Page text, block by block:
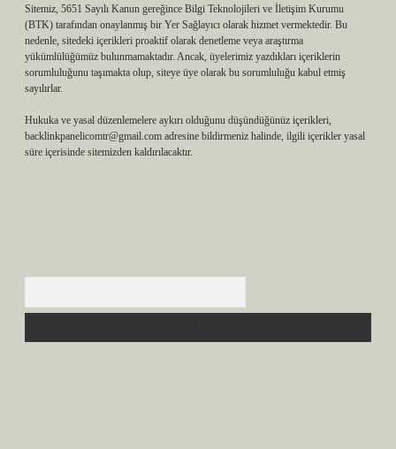
Sitemiz, 5651 Sayılı Kanun gereğince Bilgi Teknolojileri ve İletişim Kurumu
(BTK) tarafından onaylanmış bir Yer Sağlayıcı olarak hizmet vermektedir. Bu
nedenle, sitedeki içerikleri proaktif olarak denetleme veya araştırma
yükümlülüğümüz bulunmamaktadır. Ancak, üyelerimiz yazdıkları içeriklerin
sorumluluğunu taşımakta olup, siteye üye olarak bu sorumluluğu kabul etmiş
sayılırlar.
Hukuka ve yasal düzenlemelere aykırı olduğunu düşündüğünüz içerikleri,
backlinkpanelicomtr@gmail.com adresine bildirmeniz halinde, ilgili içerikler yasal
süre içerisinde sitemizden kaldırılacaktır.